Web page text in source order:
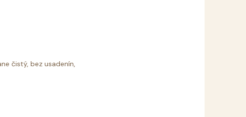
čistý, bez usadenín,